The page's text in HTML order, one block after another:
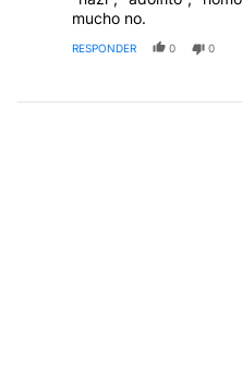
mucho no.
RESPONDER 0 0